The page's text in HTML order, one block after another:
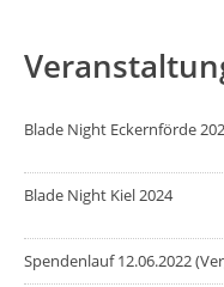
Blade Night Eckernförde
Blade Night Kiel 2024
Spendenlauf 12.06.2022